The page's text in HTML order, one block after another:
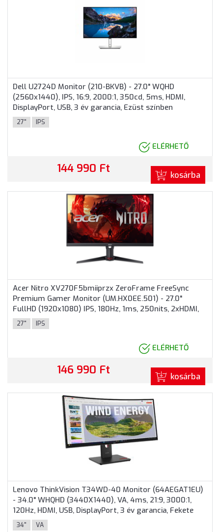
Dell U2724D Monitor (210-BKVB) - 27.0" WQHD
(2560x1440), IPS, 16:9, 2000:1, 350cd, 5ms, HDMI,
DisplayPort, USB, 3 év garancia, Ezüst színben
27" IPS
ELÉRHETŐ
144 990 Ft kosárba
Acer Nitro XV270F5bmiiprzx ZeroFrame FreeSync
Premium Gamer Monitor (UM.HX0EE.501) - 27.0"
FullHD (1920x1080) IPS, 180Hz, 1ms, 250nits, 2xHDMI,
DP, 2 év garancia, Fekete színben
27" IPS
ELÉRHETŐ
146 990 Ft kosárba
Lenovo ThinkVision T34WD-40 Monitor (64AEGAT1EU)
- 34.0" WHQHD (3440X1440), VA, 4ms, 21:9, 3000:1,
120Hz, HDMI, USB, DisplayPort, 3 év garancia, Fekete
színben
34" VA